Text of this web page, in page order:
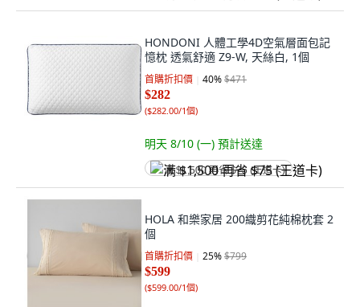
HONDONI 人體工學4D空氣層面包記
憶枕 透氣舒適 Z9-W, 天絲白, 1個
首購折扣價 40%$471
$282
($282.00/1個)
明天 8/10 (一) 預計送達
满 $1,500 再省 $75 (王道卡)
HOLA 和樂家居 200織剪花純棉枕套 2
個
首購折扣價 25%$799
$599
($599.00/1個)